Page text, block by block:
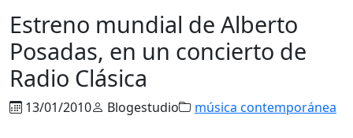
Estreno mundial de Alberto
Posadas, en un concierto de
Radio Clásica
13/01/2010 Blogestudio música contemporánea